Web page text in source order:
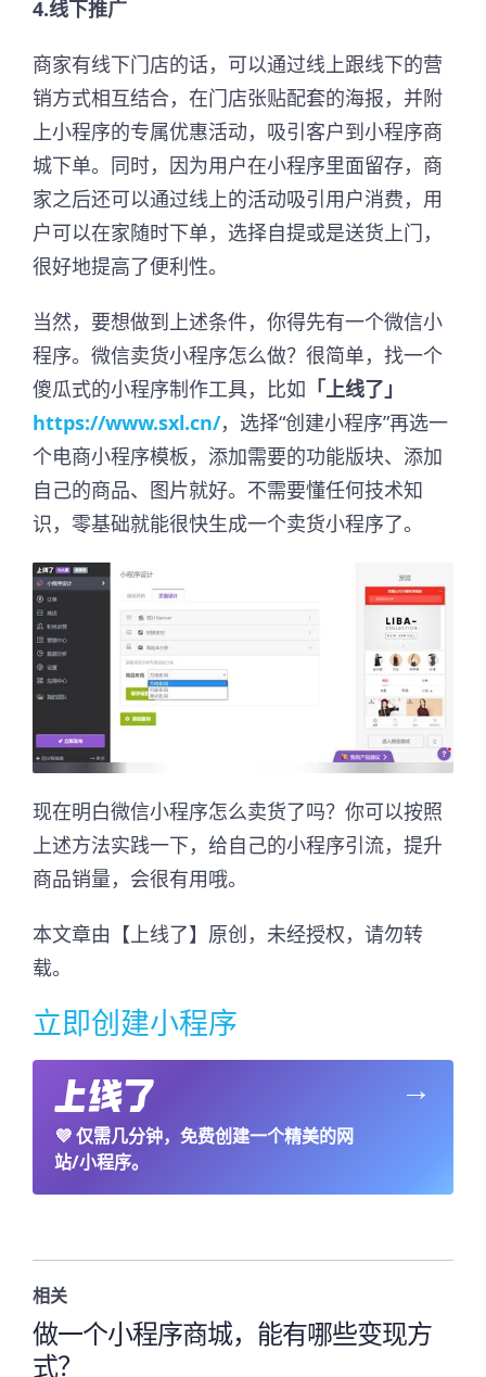
4.线下推广
商家有线下门店的话，可以通过线上跟线下的营
销方式相互结合，在门店张贴配套的海报，并附
上小程序的专属优惠活动，吸引客户到小程序商
城下单。同时，因为用户在小程序里面留存，商
家之后还可以通过线上的活动吸引用户消费，用
户可以在家随时下单，选择自提或是送货上门，
很好地提高了便利性。
当然，要想做到上述条件，你得先有一个微信小
程序。微信卖货小程序怎么做？很简单，找一个
傻瓜式的小程序制作工具，比如 「上线了」
https://www.sxl.cn/，选择“创建小程序”再选一
个电商小程序模板，添加需要的功能版块、添加
自己的商品、图片就好。不需要懂任何技术知
识，零基础就能很快生成一个卖货小程序了。
现在明白微信小程序怎么卖货了吗？你可以按照
上述方法实践一下，给自己的小程序引流，提升
商品销量，会很有用哦。
本文章由【上线了】原创，未经授权，请勿转
载。
立即创建小程序
💜仅需几分钟，免费创建一个精美的网
站/小程序。
→
相关
做一个小程序商城，能有哪些变现方
式？